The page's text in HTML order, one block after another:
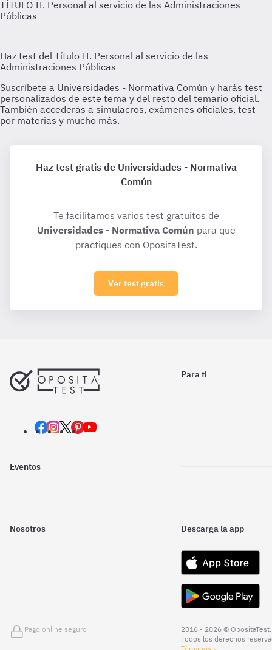
Haz test gratis de Universidades - Normativa
Común
Te facilitamos varios test gratuitos de
Universidades - Normativa Común para que
practiques con OpositaTest.
Ver test gratis
Para ti
Eventos
Nosotros Descarga la app
Pago online seguro
2016 - 2026 © OpositaTest.
Todos los derechos